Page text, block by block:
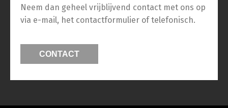
Neem dan geheel vrijblijvend contact met ons op
via e-mail, het contactformulier of telefonisch.
CONTACT